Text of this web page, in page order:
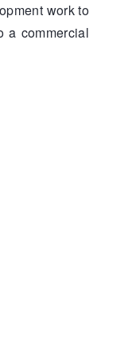
work to
a commercial